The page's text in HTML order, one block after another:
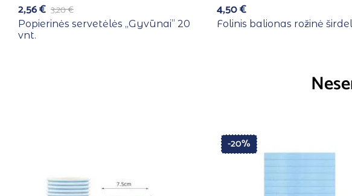
3,20€
2,56€
Popierinės servetėlės ,,Gyvūnai” 20
vnt.
4,50€
Folinis balionas rožinė
-20%